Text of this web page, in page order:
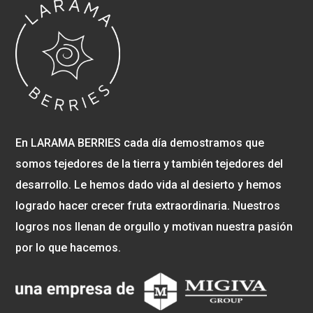
22 – Ene Cabrera Vilca, William Martin
22 – Ene Gonzales Parina, Ida Blanca
22 – Ene Lagos Palomino, Olga Lidia
22 – Ene Llange Arce, Diana Monica
22 – Ene Achcaray Palomino, Ermitania Misalina
22 – Ene Jimenez Espinoza, Dominga Mariela
22 – Ene Chapiama Montufar, Silda Sitecis
22 – Ene Yauricasa Saenz, Mario Antonio
22 – Ene Meza Escobar, Reyna Analia
22 – Ene Curasma Casavilca, Isabel
En LARAMA BERRIES cada día demostramos que
somos tejedores de la tierra y también tejedores del
desarrollo. Le hemos dado vida al desierto y hemos
logrado hacer crecer fruta extraordinaria. Nuestros
logros nos llenan de orgullo y motivan nuestra pasión
por lo que hacemos.